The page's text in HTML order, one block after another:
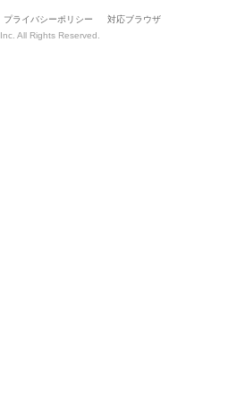
プライバシーポリシー
対応ブラウザ
All Rights Reserved.